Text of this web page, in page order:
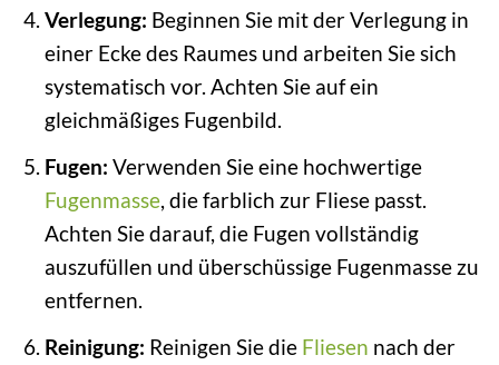
Verlegung: Beginnen Sie mit der Verlegung in
einer Ecke des Raumes und arbeiten Sie sich
systematisch vor. Achten Sie auf ein
gleichmäßiges Fugenbild.
Fugen: Verwenden Sie eine hochwertige
Fugenmasse, die farblich zur Fliese passt.
Achten Sie darauf, die Fugen vollständig
auszufüllen und überschüssige Fugenmasse zu
entfernen.
Reinigung: Reinigen Sie die Fliesen nach der